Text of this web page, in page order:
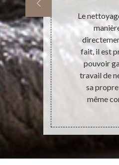
et
nombre de
effet, il est
tapis. Pour
dans le
à Atelier
les délais
et sans
Le
fait, il est
pouvoir
travail de
sa
même